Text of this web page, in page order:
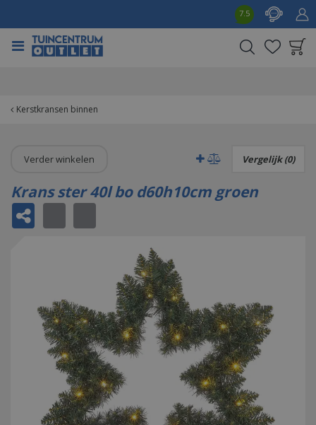
Kerstkransen binnen
7.5
Verder winkelen Vergelijk (0)
Krans ster 40l bo d60h10cm groen